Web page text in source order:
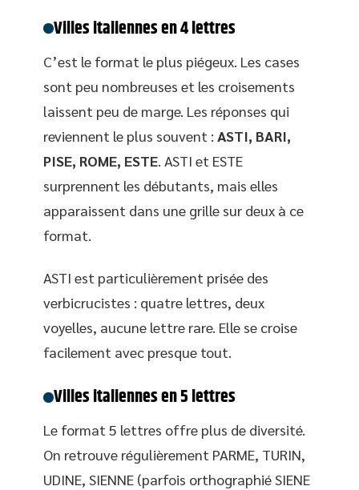
Villes italiennes en 4 lettres
C’est le format le plus piégeux. Les cases
sont peu nombreuses et les croisements
laissent peu de marge. Les réponses qui
reviennent le plus souvent : ASTI, BARI,
PISE, ROME, ESTE. ASTI et ESTE
surprennent les débutants, mais elles
apparaissent dans une grille sur deux à ce
format.
ASTI est particulièrement prisée des
verbicrucistes : quatre lettres, deux
voyelles, aucune lettre rare. Elle se croise
facilement avec presque tout.
Villes italiennes en 5 lettres
Le format 5 lettres offre plus de diversité.
On retrouve régulièrement PARME, TURIN,
UDINE, SIENNE (parfois orthographié SIENE